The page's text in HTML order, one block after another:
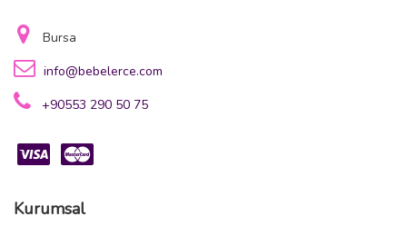
Bursa
info@bebelerce.com
+90553 290 50 75
Kurumsal